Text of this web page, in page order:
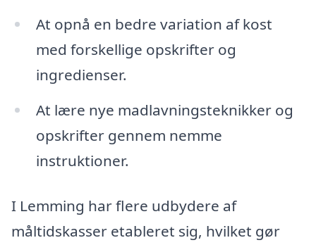
At opnå en bedre variation af kost
med forskellige opskrifter og
ingredienser.
At lære nye madlavningsteknikker og
opskrifter gennem nemme
instruktioner.
I Lemming har flere udbydere af
måltidskasser etableret sig, hvilket gør